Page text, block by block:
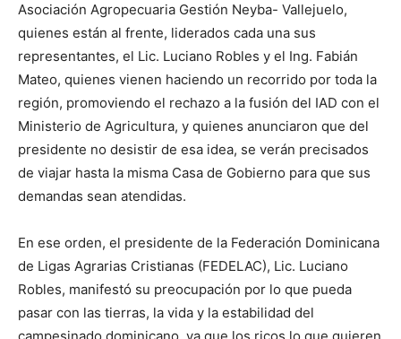
Asociación Agropecuaria Gestión Neyba- Vallejuelo,
quienes están al frente, liderados cada una sus
representantes, el Lic. Luciano Robles y el Ing. Fabián
Mateo, quienes vienen haciendo un recorrido por toda la
región, promoviendo el rechazo a la fusión del IAD con el
Ministerio de Agricultura, y quienes anunciaron que del
presidente no desistir de esa idea, se verán precisados
de viajar hasta la misma Casa de Gobierno para que sus
demandas sean atendidas.
En ese orden, el presidente de la Federación Dominicana
de Ligas Agrarias Cristianas (FEDELAC), Lic. Luciano
Robles, manifestó su preocupación por lo que pueda
pasar con las tierras, la vida y la estabilidad del